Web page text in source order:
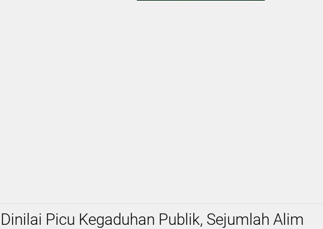
Dinilai Picu Kegaduhan Publik, Sejumlah Alim